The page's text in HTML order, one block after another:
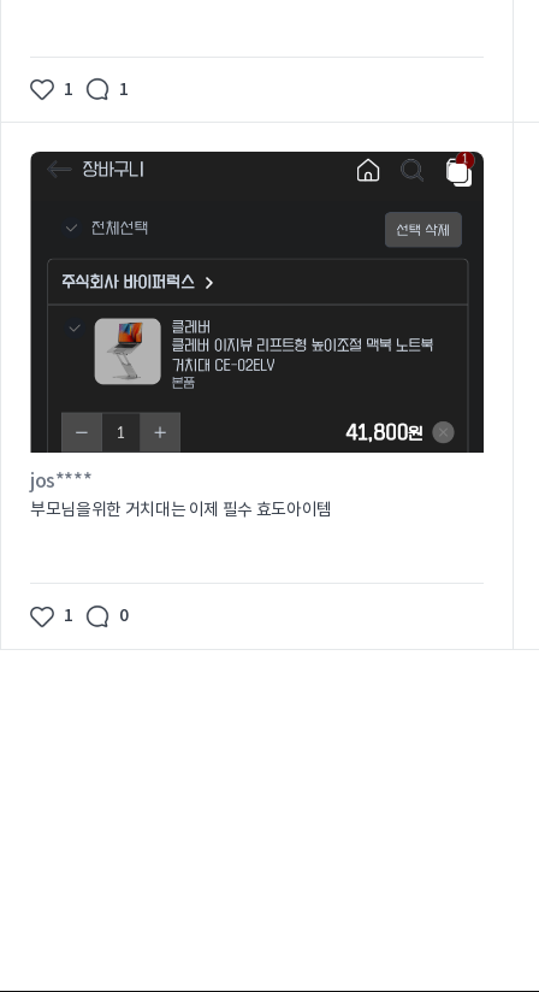
1 1
jos****
부모님을위한 거치대는 이제 필수 효도아이템
1 0